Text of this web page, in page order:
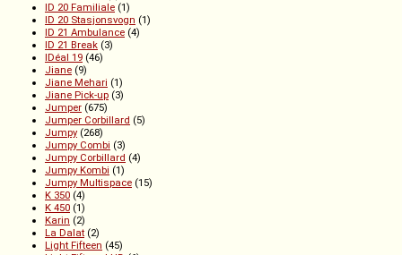
ID 20 Familiale (1)
ID 20 Stasjonsvogn (1)
ID 21 Ambulance (4)
ID 21 Break (3)
IDéal 19 (46)
Jiane (9)
Jiane Mehari (1)
Jiane Pick-up (3)
Jumper (675)
Jumper Corbillard (5)
Jumpy (268)
Jumpy Combi (3)
Jumpy Corbillard (4)
Jumpy Kombi (1)
Jumpy Multispace (15)
K 350 (4)
K 450 (1)
Karin (2)
La Dalat (2)
Light Fifteen (45)